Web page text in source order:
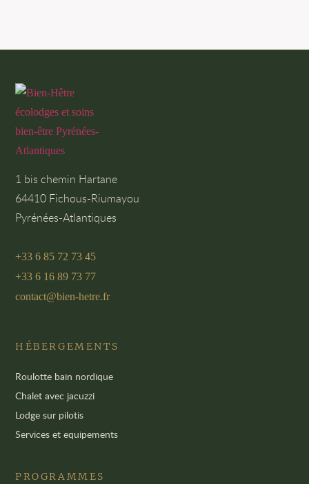
1 bis chemin Hartane
64410 Fichous-Riumayou
Pyrénées-Atlantiques
+33 6 85 72 73 45
+33 6 16 89 73 77
contact@bien-hetre.fr
HÉBERGEMENTS
Roulotte bain nordique
Chalet avec jacuzzi
Lodge sur pilotis
Services et equipements
PROGRAMMES